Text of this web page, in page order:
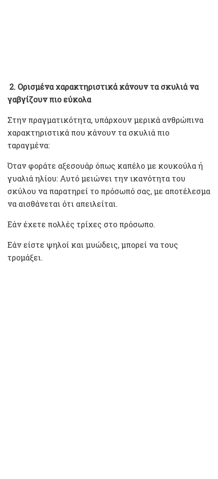
2. Ορισμένα χαρακτηριστικά κάνουν τα σκυλιά να
γαβγίζουν πιο εύκολα
Στην πραγματικότητα, υπάρχουν μερικά ανθρώπινα
χαρακτηριστικά που κάνουν τα σκυλιά πιο
ταραγμένα:
Όταν φοράτε αξεσουάρ όπως καπέλο με κουκούλα ή
γυαλιά ηλίου: Αυτό μειώνει την ικανότητα του
σκύλου να παρατηρεί το πρόσωπό σας, με αποτέλεσμα
να αισθάνεται ότι απειλείται.
Εάν έχετε πολλές τρίχες στο πρόσωπο.
Εάν είστε ψηλοί και μυώδεις, μπορεί να τους
τρομάξει.